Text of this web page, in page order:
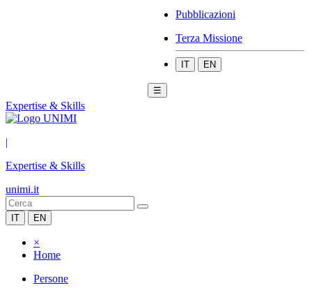
Pubblicazioni
Terza Missione
IT EN
☰
Expertise & Skills
|
Expertise & Skills
unimi.it
IT EN
×
Home
Persone